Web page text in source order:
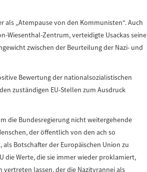
als „Atempause von den Kommunisten“. Auch
Wiesenthal-Zentrum, verteidigte Usackas seine
zwischen der Beurteilung der Nazi- und
Bewertung der nationalsozialistischen
zuständigen EU-Stellen zum Ausdruck
die Bundesregierung nicht weitergehende
der öffentlich von den ach so
Botschafter der Europäischen Union zu
die Werte, die sie immer wieder proklamiert,
lassen, der die Nazityrannei als